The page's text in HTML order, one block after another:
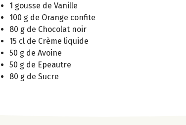
1 gousse de Vanille
100 g de Orange confite
80 g de Chocolat noir
15 cl de Crème liquide
50 g de Avoine
50 g de Epeautre
80 g de Sucre